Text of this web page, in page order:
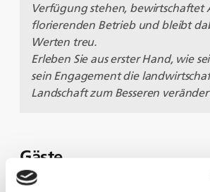
Verfügung stehen, bewirtschaftet
florierenden Betrieb und bleibt
Werten treu.
Erleben Sie aus erster Hand, wie
sein Engagement die
Landschaft zum Besseren
Gäste